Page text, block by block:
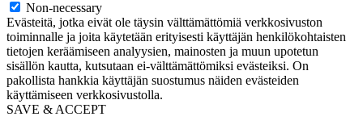
Non-necessary
Evästeitä, jotka eivät ole täysin välttämättömiä verkkosivuston
toiminnalle ja joita käytetään erityisesti käyttäjän henkilökohtaisten
tietojen keräämiseen analyysien, mainosten ja muun upotetun
sisällön kautta, kutsutaan ei-välttämättömiksi evästeiksi. On
pakollista hankkia käyttäjän suostumus näiden evästeiden
käyttämiseen verkkosivustolla.
SAVE & ACCEPT